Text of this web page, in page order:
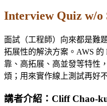
Interview Quiz w/o
面試（工程師）向來都是難
拓展性的解決方案。AWS 的
靠、高拓展、高並發等特性
煩；用來實作線上測試再好
講者介紹：Cliff Chao-